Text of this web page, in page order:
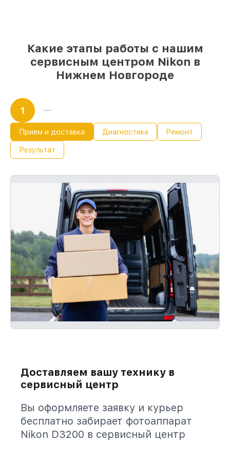
Какие этапы работы с нашим
сервисным центром Nikon в
Нижнем Новгороде
1
Прием и доставка Диагностика Ремонт
Результат
Доставляем вашу технику в
сервисный центр
Вы оформляете заявку и курьер
бесплатно забирает фотоаппарат
Nikon D3200 в сервисный центр